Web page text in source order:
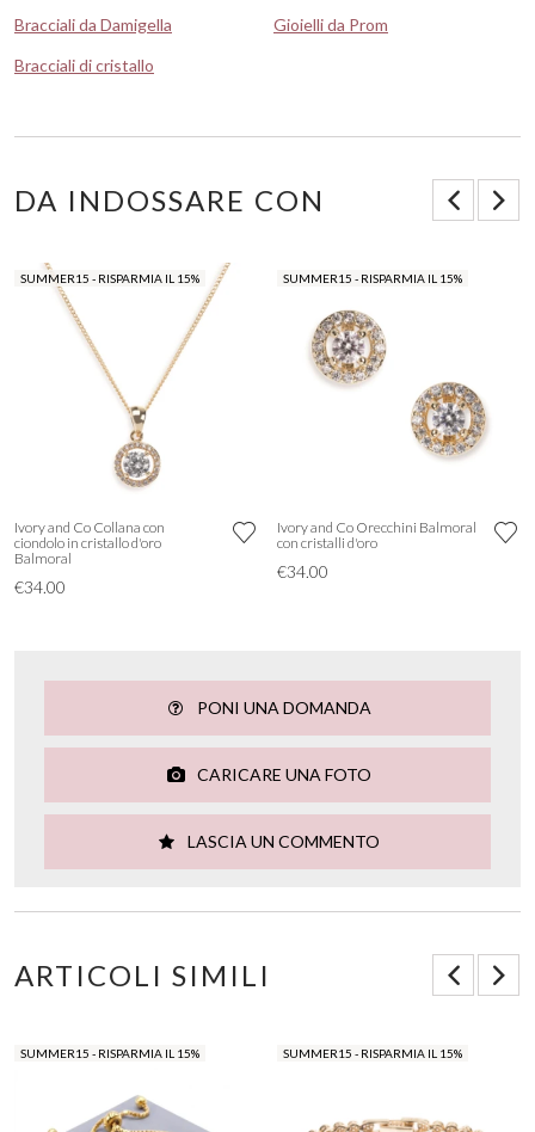
Bracciali da Damigella
Gioielli da Prom
Bracciali di cristallo
DA INDOSSARE CON
SUMMER15 - RISPARMIA IL 15%
Ivory and Co Collana con
ciondolo in cristallo d'oro
Balmoral
€34.00
SUMMER15 - RISPARMIA IL 15%
Ivory and Co Orecchini Balmoral
con cristalli d'oro
€34.00
PONI UNA DOMANDA
CARICARE UNA FOTO
LASCIA UN COMMENTO
ARTICOLI SIMILI
SUMMER15 - RISPARMIA IL 15% SUMMER15 - RISPARMIA IL 15%